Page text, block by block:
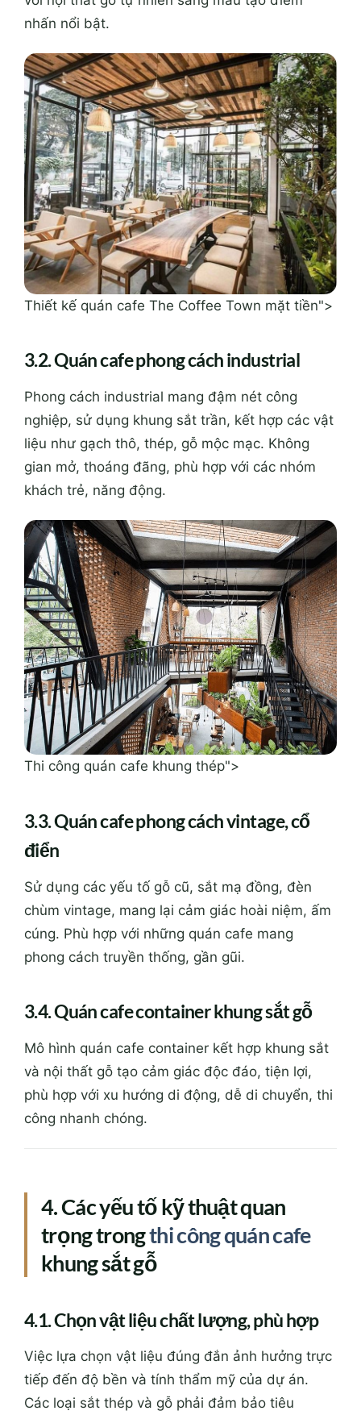
nhấn nổi bật.
Thiết kế quán cafe The Coffee Town mặt tiền">
3.2. Quán cafe phong cách industrial
Phong cách industrial mang đậm nét công
nghiệp, sử dụng khung sắt trần, kết hợp các vật
liệu như gạch thô, thép, gỗ mộc mạc. Không
gian mở, thoáng đãng, phù hợp với các nhóm
khách trẻ, năng động.
Thi công quán cafe khung thép">
3.3. Quán cafe phong cách vintage, cổ
điển
Sử dụng các yếu tố gỗ cũ, sắt mạ đồng, đèn
chùm vintage, mang lại cảm giác hoài niệm, ấm
cúng. Phù hợp với những quán cafe mang
phong cách truyền thống, gần gũi.
3.4. Quán cafe container khung sắt gỗ
Mô hình quán cafe container kết hợp khung sắt
và nội thất gỗ tạo cảm giác độc đáo, tiện lợi,
phù hợp với xu hướng di động, dễ di chuyển, thi
công nhanh chóng.
4. Các yếu tố kỹ thuật quan
trọng trongthi công quán cafe
khung sắt gỗ
4.1. Chọn vật liệu chất lượng, phù hợp
Việc lựa chọn vật liệu đúng đắn ảnh hưởng trực
tiếp đến độ bền và tính thẩm mỹ của dự án.
Các loại sắt thép và gỗ phải đảm bảo tiêu